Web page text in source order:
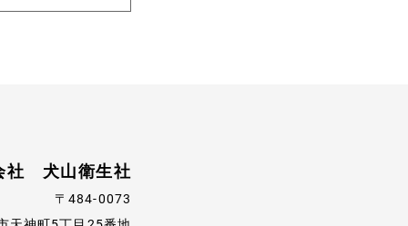
社 犬山衛生社
〒484-0073